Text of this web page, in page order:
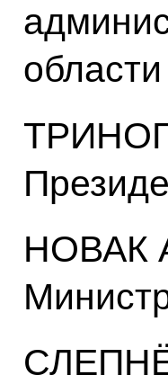
области
НОВАК